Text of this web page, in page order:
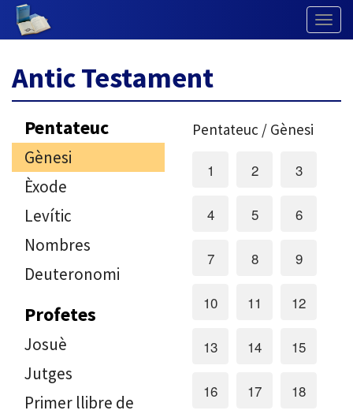
Antic Testament
Pentateuc
Gènesi
Èxode
Levític
Nombres
Deuteronomi
Profetes
Josuè
Jutges
Primer llibre de
Pentateuc / Gènesi
1 2 3
4 5 6
7 8 9
10 11 12
13 14 15
16 17 18